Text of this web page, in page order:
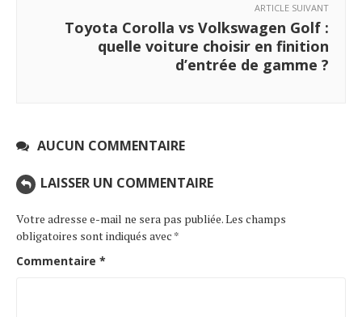
ARTICLE SUIVANT
Toyota Corolla vs Volkswagen Golf :
quelle voiture choisir en finition
d’entrée de gamme ?
AUCUN COMMENTAIRE
LAISSER UN COMMENTAIRE
Votre adresse e-mail ne sera pas publiée.Les champs
obligatoires sont indiqués avec *
Commentaire *